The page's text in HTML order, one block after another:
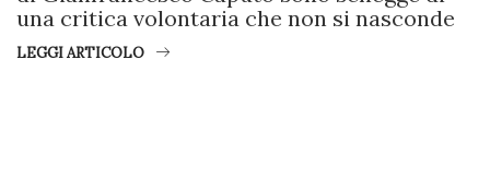
una critica volontaria che non si nasconde
LEGGI ARTICOLO